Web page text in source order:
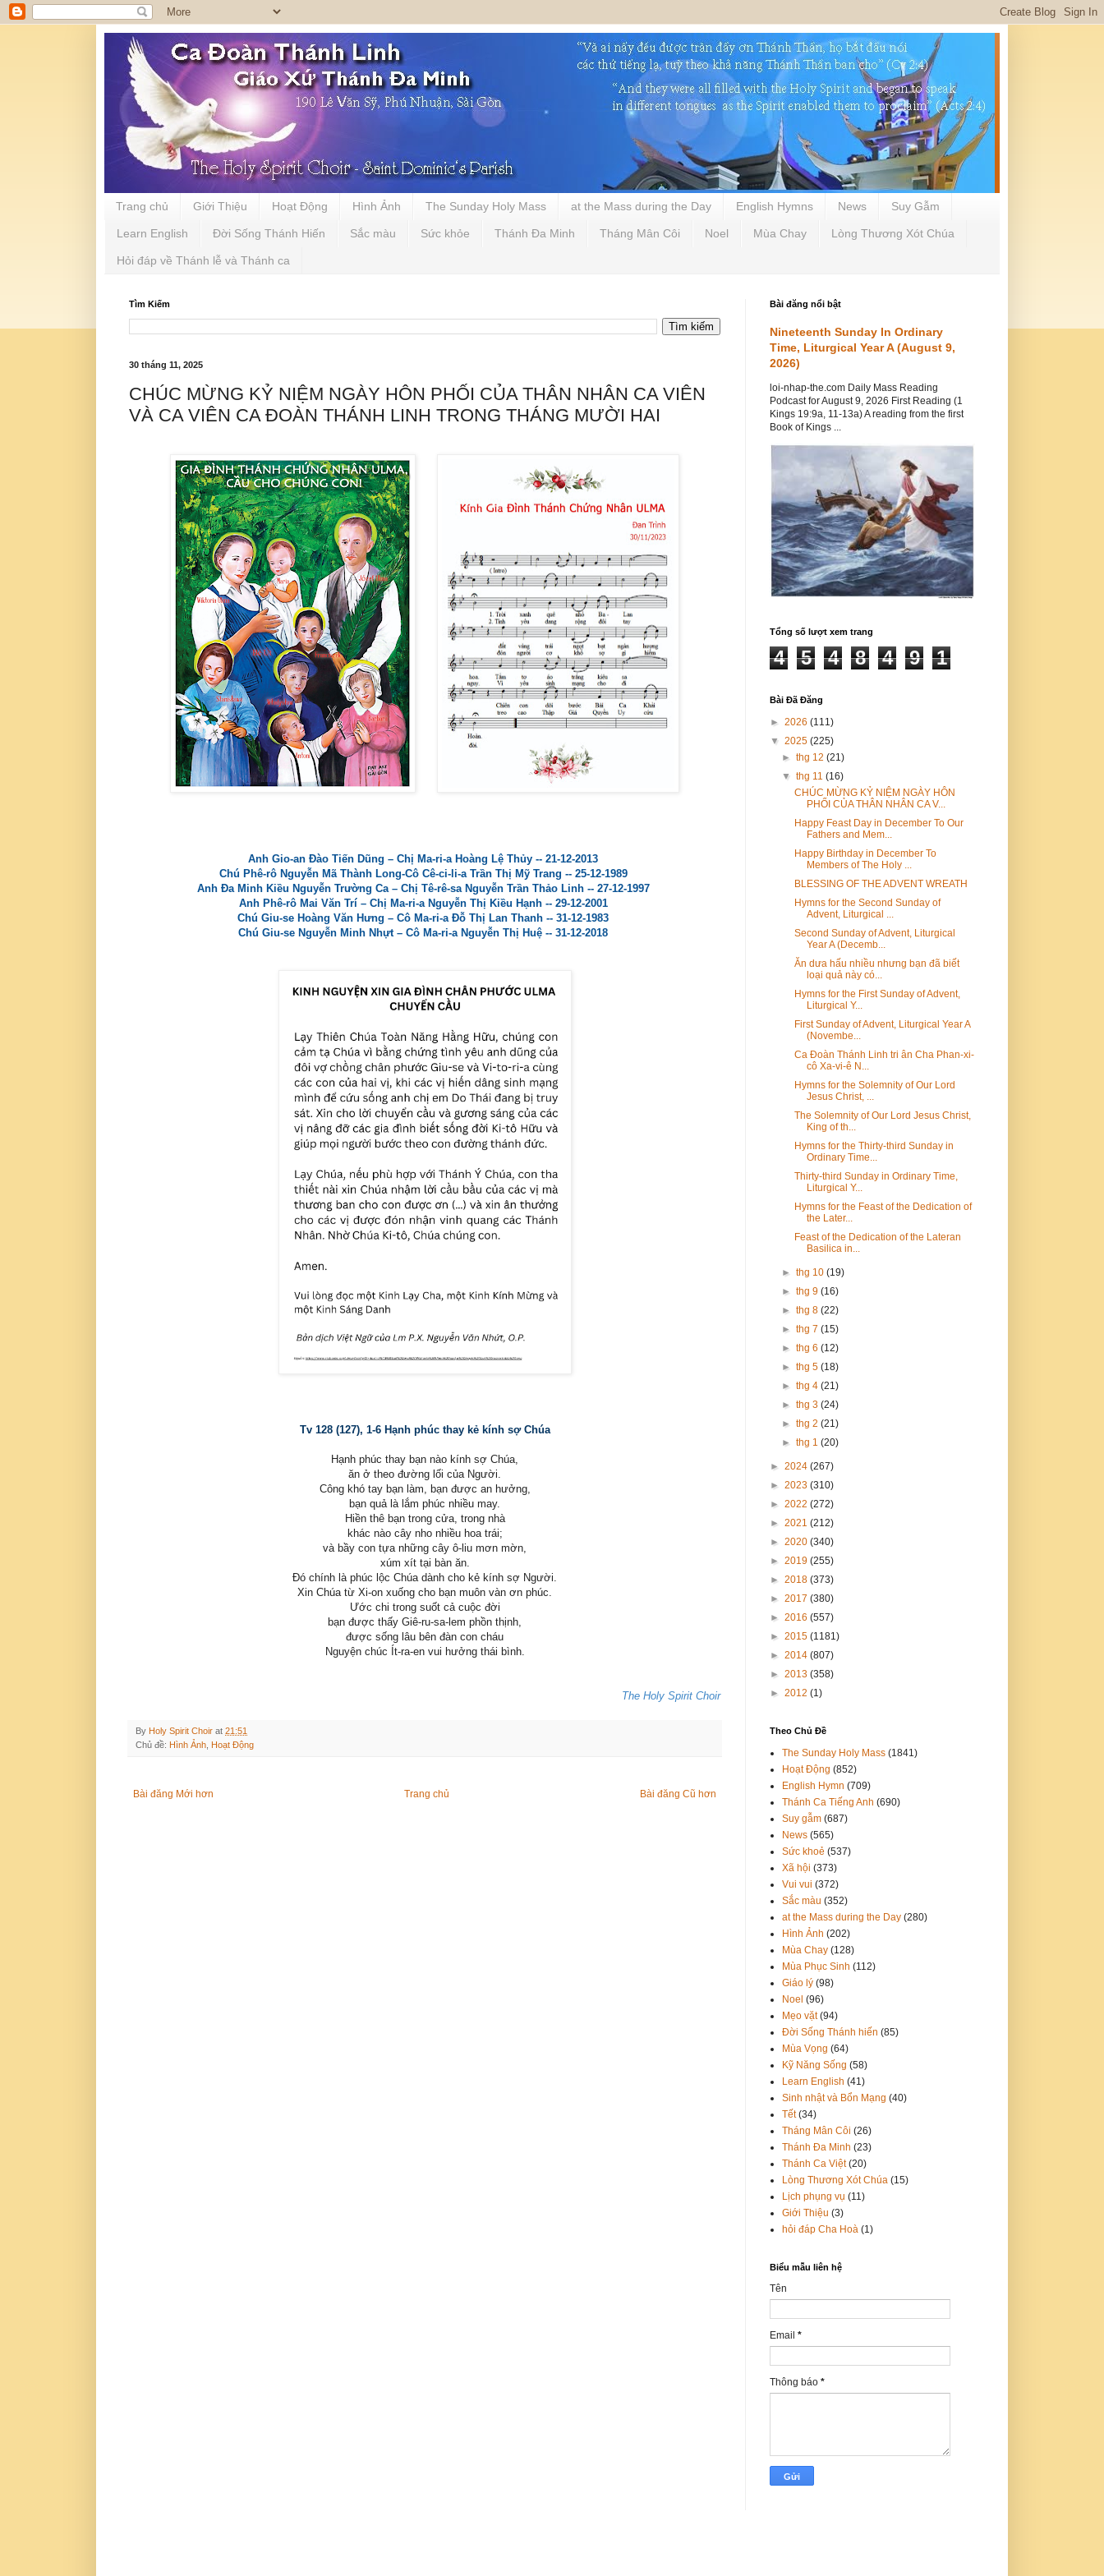
Trang chủ Giới Thiệu Hoạt Động Hình Ảnh The Sunday Holy Mass at the Mass during the Day English Hymns News Suy Gẫm
Learn English Đời Sống Thánh Hiến Sắc màu Sức khỏe Thánh Đa Minh Tháng Mân Côi Noel Mùa Chay Lòng Thương Xót Chúa
Hỏi đáp về Thánh lễ và Thánh ca
Tìm Kiếm
30 tháng 11, 2025
CHÚC MỪNG KỶ NIỆM NGÀY HÔN PHỐI CỦA THÂN NHÂN CA VIÊN
VÀ CA VIÊN CA ĐOÀN THÁNH LINH TRONG THÁNG MƯỜI HAI
Anh Gio-an Đào Tiến Dũng – Chị Ma-ri-a Hoàng Lệ Thủy -- 21-12-2013
Chú Phê-rô Nguyễn Mã Thành Long-Cô Cê-ci-li-a Trần Thị Mỹ Trang -- 25-12-1989
Anh Đa Minh Kiều Nguyễn Trường Ca – Chị Tê-rê-sa Nguyễn Trần Thảo Linh -- 27-12-1997
Anh Phê-rô Mai Văn Trí – Chị Ma-ri-a Nguyễn Thị Kiều Hạnh -- 29-12-2001
Chú Giu-se Hoàng Văn Hưng – Cô Ma-ri-a Đỗ Thị Lan Thanh -- 31-12-1983
Chú Giu-se Nguyễn Minh Nhựt – Cô Ma-ri-a Nguyễn Thị Huệ -- 31-12-2018
Tv 128 (127), 1-6 Hạnh phúc thay kẻ kính sợ Chúa
Hạnh phúc thay bạn nào kính sợ Chúa,
ăn ở theo đường lối của Người.
Công khó tay bạn làm, bạn được an hưởng,
bạn quả là lắm phúc nhiều may.
Hiền thê bạn trong cửa, trong nhà
khác nào cây nho nhiều hoa trái;
và bầy con tựa những cây ô-liu mơn mờn,
xúm xít tại bàn ăn.
Đó chính là phúc lộc Chúa dành cho kẻ kính sợ Người.
Xin Chúa từ Xi-on xuống cho bạn muôn vàn ơn phúc.
Ước chi trong suốt cả cuộc đời
bạn được thấy Giê-ru-sa-lem phồn thịnh,
được sống lâu bên đàn con cháu
Nguyện chúc Ít-ra-en vui hưởng thái bình.
The Holy Spirit Choir
By Holy Spirit Choir at 21:51
Chủ đề: Hình Ảnh Hoạt Động
Bài đăng Mới hơn Bài đăng Cũ hơn
Trang chủ
Bài đăng nổi bật
Nineteenth Sunday In Ordinary
Time, Liturgical Year A (August 9,
2026)
loi-nhap-the.com Daily Mass Reading
Podcast for August 9, 2026 First Reading (1
Kings 19:9a, 11-13a) A reading from the first
Book of Kings ...
Tổng số lượt xem trang
4 5 4 8 4 9 1
Bài Đã Đăng
► 2026 (111)
▼ 2025 (225)
►thg 12(21)
▼thg 11(16)
CHÚC MỪNG KỶ NIỆM NGÀY HÔN
PHỐI CỦA THÂN NHÂN CA V...
Happy Feast Day in December To Our
Fathers and Mem...
Happy Birthday in December To
Members of The Holy ...
BLESSING OF THE ADVENT WREATH
Hymns for the Second Sunday of
Advent, Liturgical ...
Second Sunday of Advent, Liturgical
Year A (Decemb...
Ăn dưa hấu nhiều nhưng bạn đã biết
loại quả này có...
Hymns for the First Sunday of Advent,
Liturgical Y...
First Sunday of Advent, Liturgical Year A
(Novembe...
Ca Đoàn Thánh Linh tri ân Cha Phan-xi-
cô Xa-vi-ê N...
Hymns for the Solemnity of Our Lord
Jesus Christ, ...
The Solemnity of Our Lord Jesus Christ,
King of th...
Hymns for the Thirty-third Sunday in
Ordinary Time...
Thirty-third Sunday in Ordinary Time,
Liturgical Y...
Hymns for the Feast of the Dedication of
the Later...
Feast of the Dedication of the Lateran
Basilica in...
►thg 10(19)
►thg 9(16)
►thg 8(22)
►thg 7(15)
►thg 6(12)
►thg 5(18)
►thg 4(21)
►thg 3(24)
►thg 2(21)
►thg 1(20)
► 2024 (267)
► 2023 (310)
► 2022 (272)
► 2021 (212)
► 2020 (340)
► 2019 (255)
► 2018 (373)
► 2017 (380)
► 2016 (557)
► 2015 (1181)
► 2014 (807)
► 2013 (358)
► 2012 (1)
Theo Chủ Đề
The Sunday Holy Mass (1841)
Hoạt Động (852)
English Hymn (709)
Thánh Ca Tiếng Anh (690)
Suy gẫm (687)
News (565)
Sức khoẻ (537)
Xã hội (373)
Vui vui (372)
Sắc màu (352)
at the Mass during the Day (280)
Hình Ảnh (202)
Mùa Chay (128)
Mùa Phục Sinh (112)
Giáo lý (98)
Noel (96)
Mẹo vặt (94)
Đời Sống Thánh hiến (85)
Mùa Vọng (64)
Kỹ Năng Sống (58)
Learn English (41)
Sinh nhật và Bổn Mạng (40)
Tết (34)
Tháng Mân Côi (26)
Thánh Đa Minh (23)
Thánh Ca Việt (20)
Lòng Thương Xót Chúa (15)
Lịch phụng vụ (11)
Giới Thiệu (3)
hỏi đáp Cha Hoà (1)
Biểu mẫu liên hệ
Tên
Email *
Thông báo *